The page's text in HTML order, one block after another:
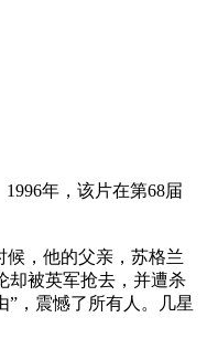
年，该片在第68届
，他的父亲，苏格兰
却被英军抢去，并遭杀
，震憾了所有人。几星